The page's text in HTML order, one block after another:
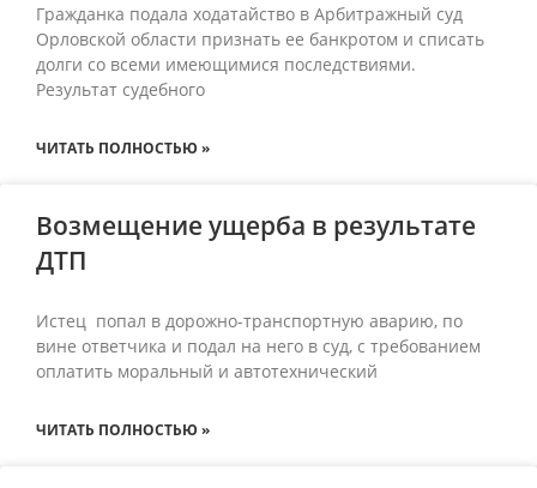
Гражданка подала ходатайство в Арбитражный суд
Орловской области признать ее банкротом и списать
долги со всеми имеющимися последствиями.
Результат судебного
ЧИТАТЬ ПОЛНОСТЬЮ »
Возмещение ущерба в результате
ДТП
Истец попал в дорожно-транспортную аварию, по
вине ответчика и подал на него в суд, с требованием
оплатить моральный и автотехнический
ЧИТАТЬ ПОЛНОСТЬЮ »